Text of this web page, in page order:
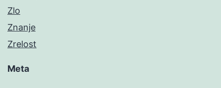
Zlo
Znanje
Zrelost
Meta